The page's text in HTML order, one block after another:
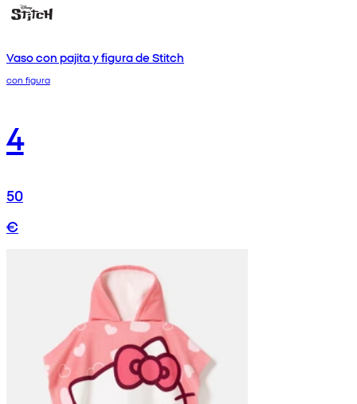
Vaso con pajita y figura de Stitch
con figura
4
50
€